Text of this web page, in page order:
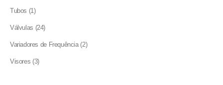
Tubos 11
Válvulas 2424
Variadores de Frequência 22
Visores 33